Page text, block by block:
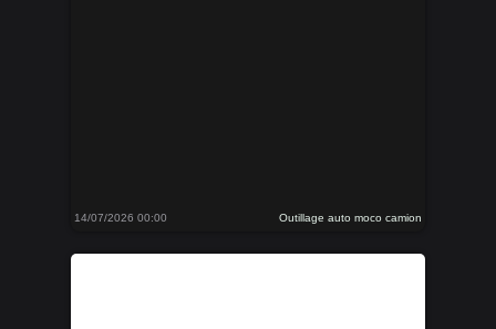
14/07/2026 00:00 Outillage auto moco camion